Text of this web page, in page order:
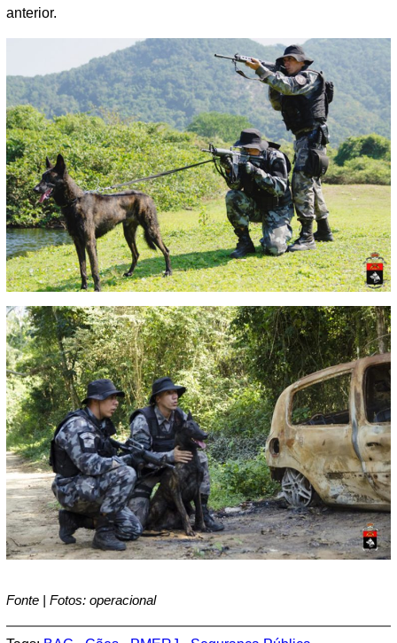
anterior.
Fonte | Fotos: operacional